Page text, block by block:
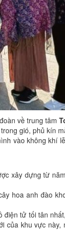
về trung tâm
gió, phủ kín
vào không khí
xây dựng từ
hoa anh đào
tử tối tân
của khu vực này,